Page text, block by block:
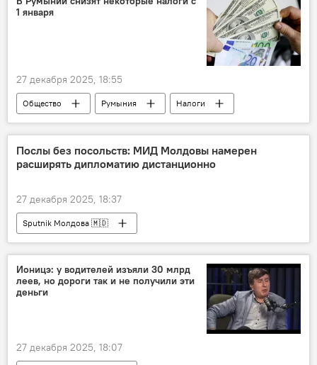
1 января
27 декабря 2025, 18:55
Общество Румыния Налоги
Послы без посольств: МИД Молдовы намерен
расширять дипломатию дистанционно
27 декабря 2025, 18:37
Sputnik Молдова 🇲🇩
Ионицэ: у водителей изъяли 30 млрд
леев, но дороги так и не получили эти
деньги
27 декабря 2025, 18:07